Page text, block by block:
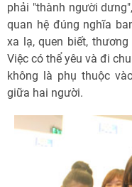
phải "thành người
quan hệ đúng nghĩa
xa lạ, quen biết,
Việc có thể yêu và đi
không là phụ thuộc
giữa hai người.